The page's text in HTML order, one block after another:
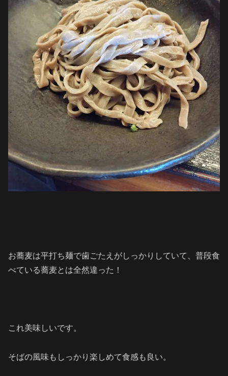
お蕎麦は平打ち麺で歯ごたえがしっかりしていて、普段食
べている蕎麦とは全然違った！
これ美味しいです。
そばの風味もしっかり楽しめて食感も良い。